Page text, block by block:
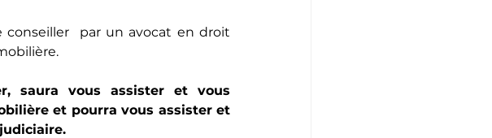
conseiller  par un avocat en droit
saura vous assister et vous
et pourra vous assister et